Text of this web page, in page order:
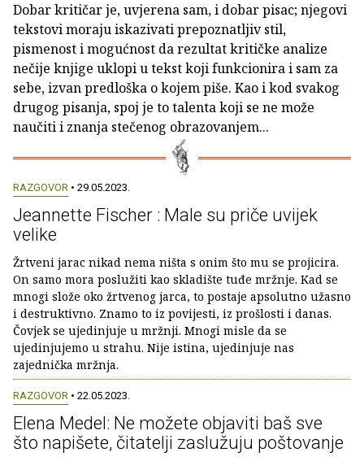
Dobar kritičar je, uvjerena sam, i dobar pisac; njegovi
tekstovi moraju iskazivati prepoznatljiv stil,
pismenost i mogućnost da rezultat kritičke analize
nečije knjige uklopi u tekst koji funkcionira i sam za
sebe, izvan predloška o kojem piše. Kao i kod svakog
drugog pisanja, spoj je to talenta koji se ne može
naučiti i znanja stečenog obrazovanjem...
RAZGOVOR • 29.05.2023.
Jeannette Fischer : Male su priče uvijek
velike
Žrtveni jarac nikad nema ništa s onim što mu se projicira.
On samo mora poslužiti kao skladište tuđe mržnje. Kad se
mnogi slože oko žrtvenog jarca, to postaje apsolutno užasno
i destruktivno. Znamo to iz povijesti, iz prošlosti i danas.
Čovjek se ujedinjuje u mržnji. Mnogi misle da se
ujedinjujemo u strahu. Nije istina, ujedinjuje nas
zajednička mržnja.
RAZGOVOR • 22.05.2023.
Elena Medel: Ne možete objaviti baš sve
što napišete, čitatelji zaslužuju poštovanje